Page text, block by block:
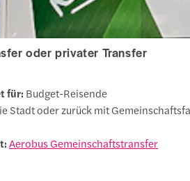
oder privater Transfer
für: Budget-Reisende
Stadt oder zurück mit
Aerobus Gemeinschaftstransfer